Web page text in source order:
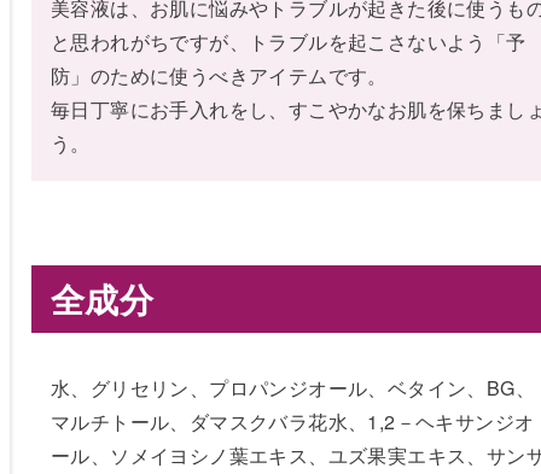
美容液は、お肌に悩みやトラブルが起きた後に使うも
と思われがちですが、トラブルを起こさないよう「予
防」のために使うべきアイテムです。
毎日丁寧にお手入れをし、すこやかなお肌を保ちまし
う。
全成分
水、グリセリン、プロパンジオール、ベタイン、BG、
マルチトール、ダマスクバラ花水、1,2－ヘキサンジオ
ール、ソメイヨシノ葉エキス、ユズ果実エキス、サン